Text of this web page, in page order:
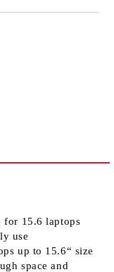
for 15.6 laptops
use
up to 15.6“ size
space and